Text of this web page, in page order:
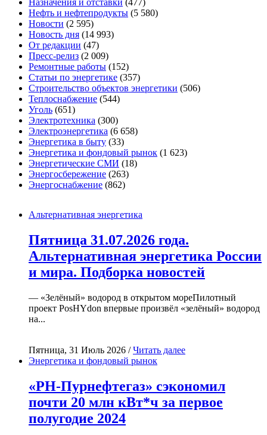
Назначения и отставки (477)
Нефть и нефтепродукты (5 580)
Новости (2 595)
Новость дня (14 993)
От редакции (47)
Пресс-релиз (2 009)
Ремонтные работы (152)
Статьи по энергетике (357)
Строительство объектов энергетики (506)
Теплоснабжение (544)
Уголь (651)
Электротехника (300)
Электроэнергетика (6 658)
Энергетика в быту (33)
Энергетика и фондовый рынок (1 623)
Энергетические СМИ (18)
Энергосбережение (263)
Энергоснабжение (862)
Альтернативная энергетика
Пятница 31.07.2026 года.
Альтернативная энергетика России
и мира. Подборка новостей
— «Зелёный» водород в открытом мореПилотный
проект PosHYdon впервые произвёл «зелёный» водород
на...
Пятница, 31 Июль 2026 /Читать далее
Энергетика и фондовый рынок
«РН-Пурнефтегаз» сэкономил
почти 20 млн кВт*ч за первое
полугодие 2024